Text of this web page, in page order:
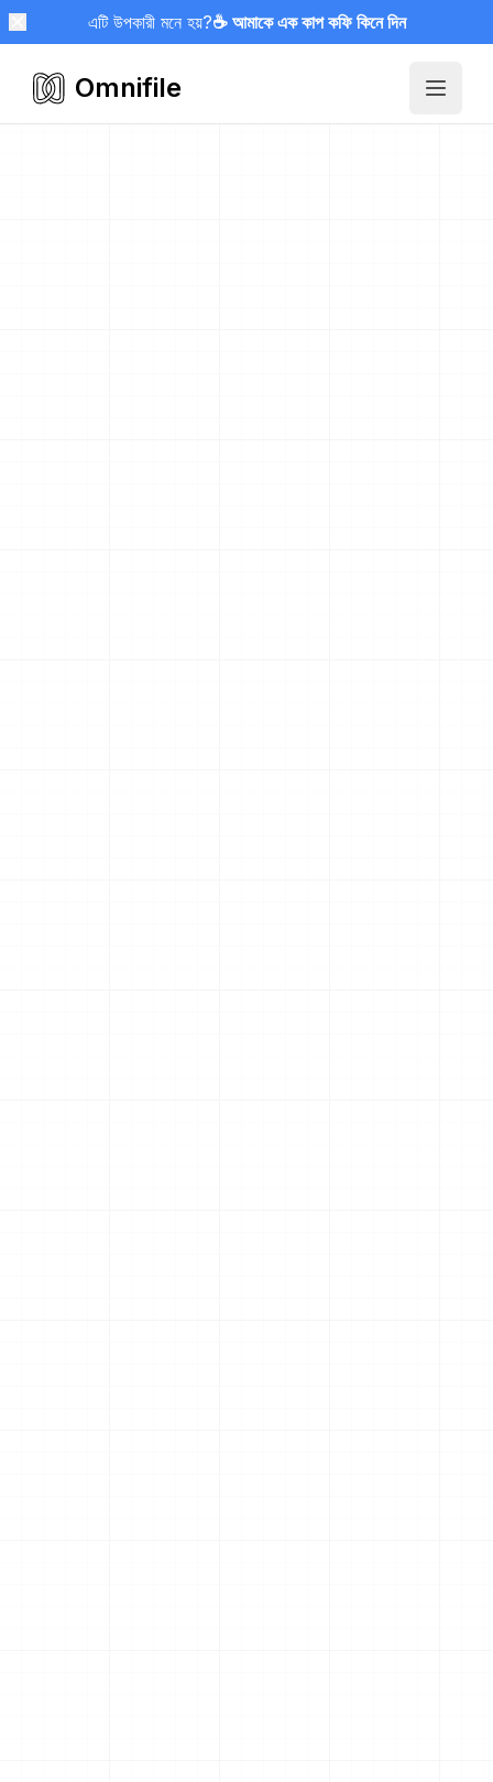
এটি উপকারী মনে হয়?☕ আমাকে এক কাপ কফি কিনে দিন
Omnifile